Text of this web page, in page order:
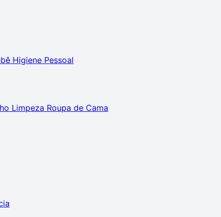
Higiene Pessoal
Limpeza Roupa de Cama